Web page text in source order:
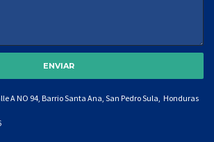
A NO 94, Barrio Santa Ana, San Pedro Sula, Honduras